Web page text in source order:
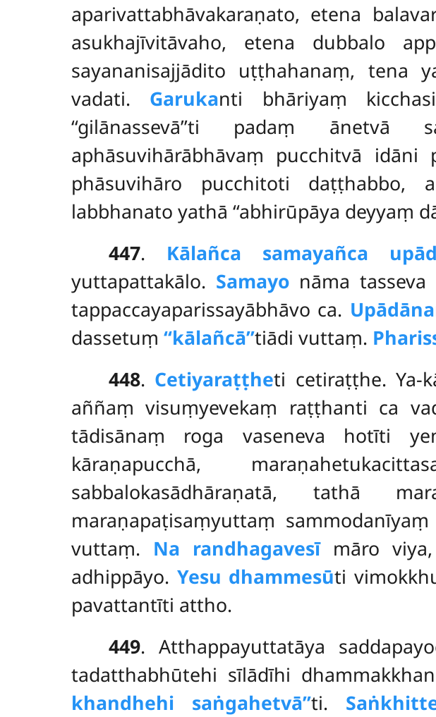
aparivattabhāvakaraṇato, etena
asukhajīvitāvaho, etena dubbalo
sayananisajjādito uṭṭhahanaṃ, tena
vadati. Garukanti bhāriyaṃ
‘‘gilānassevā’’ti padaṃ
aphāsuvihārābhāvaṃ pucchitvā idāni
phāsuvihāro pucchitoti daṭṭhabbo,
labbhanato yathā ‘‘abhirūpāya deyyaṃ
447. Kālañca samayañca
yuttapattakālo. Samayo nāma
tappaccayaparissayābhāvo ca.
dassetuṃ ‘‘kālañcā’’tiādi vuttaṃ.
448. Cetiyaraṭṭheti cetiraṭṭhe. Ya-
aññaṃ visuṃyevekaṃ raṭṭhanti ca
tādisānaṃ roga vaseneva hotīti
kāraṇapucchā,
sabbalokasādhāraṇatā, tathā
maraṇapaṭisaṃyuttaṃ
vuttaṃ. Na randhagavesīmāro viya,
adhippāyo. Yesu dhammesūti
pavattantīti attho.
449. Atthappayuttatāya
tadatthabhūtehi sīlādīhi
khandhehi saṅgahetvā’’ti.